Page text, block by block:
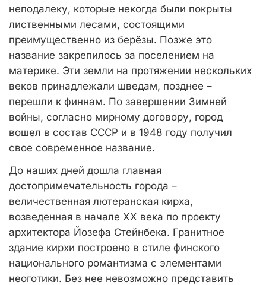
неподалеку, которые некогда были покрыты
лиственными лесами, состоящими
преимущественно из берёзы. Позже это
название закрепилось за поселением на
материке. Эти земли на протяжении нескольких
веков принадлежали шведам, позднее –
перешли к финнам. По завершении Зимней
войны, согласно мирному договору, город
вошел в состав СССР и в 1948 году получил
свое современное название.
До наших дней дошла главная
достопримечательность города –
величественная лютеранская кирха,
возведенная в начале XX века по проекту
архитектора Йозефа Стейнбека. Гранитное
здание кирхи построено в стиле финского
национального романтизма с элементами
неоготики. Без нее невозможно представить